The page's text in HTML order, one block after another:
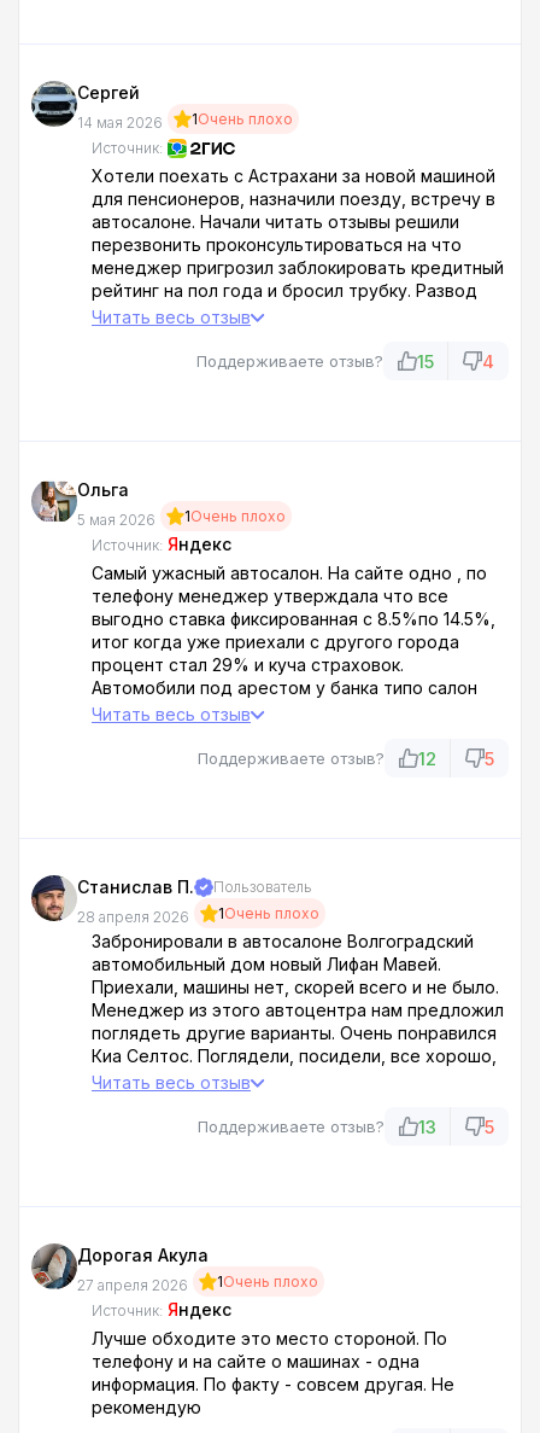
Сергей
14 мая 2026 1Очень плохо
Источник:
Хотели поехать с Астрахани за новой машиной
для пенсионеров, назначили поезду, встречу в
автосалоне. Начали читать отзывы решили
перезвонить проконсультироваться на что
менеджер пригрозил заблокировать кредитный
рейтинг на пол года и бросил трубку. Развод
какой то
Читать весь отзыв
Поддерживаете отзыв? 15 4
Ольга
5 мая 2026 1Очень плохо
Источник: Яндекс
Самый ужасный автосалон. На сайте одно , по
телефону менеджер утверждала что все
выгодно ставка фиксированная с 8.5%по 14.5%,
итог когда уже приехали с другого города
процент стал 29% и куча страховок.
Автомобили под арестом у банка типо салон
закрылся. Ужас. Нанглые, обслуживание
оформление странное. Закрыть их надо. И в
Читать весь отзыв
Поддерживаете отзыв? 12 5
Станислав П.
Пользователь
28 апреля 2026
1Очень плохо
Забронировали в автосалоне Волгоградский
автомобильный дом новый Лифан Мавей.
Приехали, машины нет, скорей всего и не было.
Менеджер из этого автоцентра нам предложил
поглядеть другие варианты. Очень понравился
Киа Селтос. Поглядели, посидели, все хорошо,
пошли оформлять кредит. Вначале посчитали
затребовали 1-ый взнос 30%, еще куча допов в
Читать весь отзыв
Поддерживаете отзыв? 13 5
Дорогая Акула
27 апреля 2026 1Очень плохо
Источник: Яндекс
Лучше обходите это место стороной. По
телефону и на сайте о машинах - одна
информация. По факту - совсем другая. Не
рекомендую